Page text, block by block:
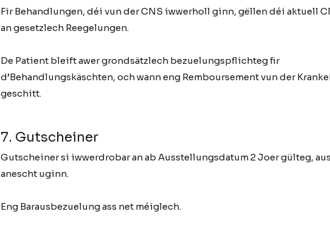
Fir Behandlungen, déi vun der CNS iwwerholl ginn, gëllen déi aktuell
an gesetzlech Reegelungen.
De Patient bleift awer grondsätzlech bezuelungspflichteg fir
d’Behandlungskäschten, och wann eng Remboursement vun der
geschitt.
7. Gutscheiner
Gutscheiner si iwwerdrobar an ab Ausstellungsdatum 2 Joer gülteg,
anescht uginn.
Eng Barausbezuelung ass net méiglech.